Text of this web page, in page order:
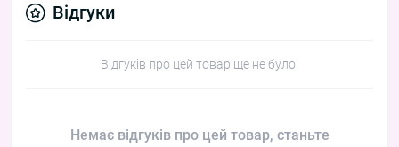
Відгуки
Відгуків про цей товар ще не було.
Немає відгуків про цей товар, станьте